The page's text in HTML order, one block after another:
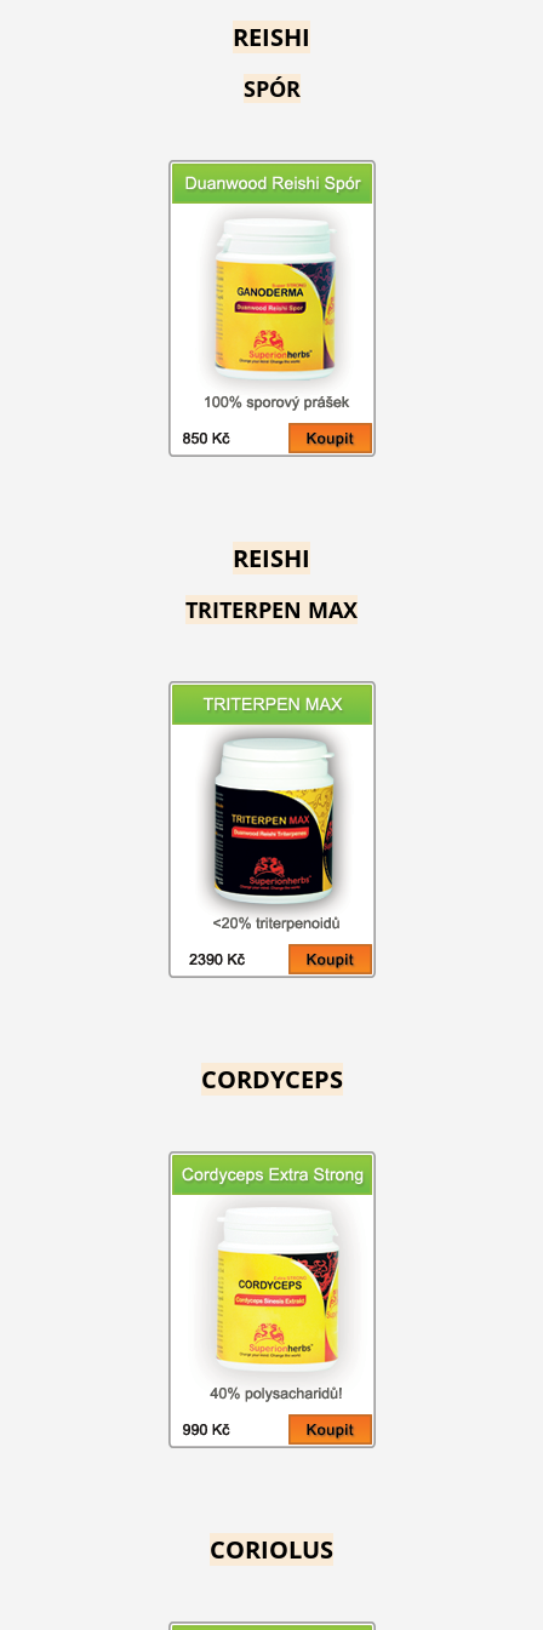
REISHI
SPÓR
REISHI
TRITERPEN MAX
CORDYCEPS
CORIOLUS